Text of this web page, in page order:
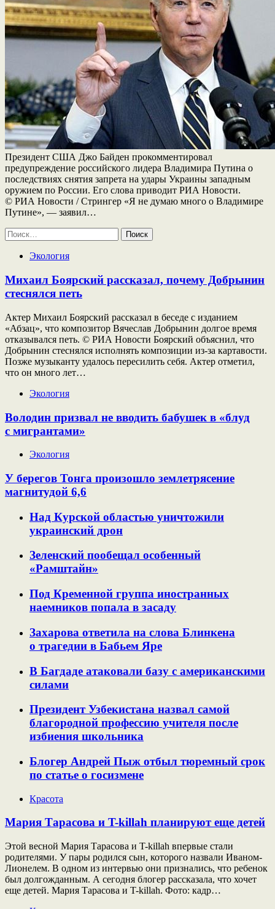
Президент США Джо Байден прокомментировал
предупреждение российского лидера Владимира Путина о
последствиях снятия запрета на удары Украины западным
оружием по России. Его слова приводит РИА Новости.
© РИА Новости / Стрингер «Я не думаю много о Владимире
Путине», — заявил…
Найти:
Экология
Михаил Боярский рассказал, почему Добрынин
стеснялся петь
Актер Михаил Боярский рассказал в беседе с изданием
«Абзац», что композитор Вячеслав Добрынин долгое время
отказывался петь. © РИА Новости Боярский объяснил, что
Добрынин стеснялся исполнять композиции из-за картавости.
Позже музыканту удалось пересилить себя. Актер отметил,
что он много лет…
Экология
Володин призвал не вводить бабушек в «блуд
с мигрантами»
Экология
У берегов Тонга произошло землетрясение
магнитудой 6,6
Над Курской областью уничтожили
украинский дрон
Зеленский пообещал особенный
«Рамштайн»
Под Кременной группа иностранных
наемников попала в засаду
Захарова ответила на слова Блинкена
о трагедии в Бабьем Яре
В Багдаде атаковали базу с американскими
силами
Президент Узбекистана назвал самой
благородной профессию учителя после
избиения школьника
Блогер Андрей Пыж отбыл тюремный срок
по статье о госизмене
Красота
Мария Тарасова и T-killah планируют еще детей
Этой весной Мария Тарасова и T-killah впервые стали
родителями. У пары родился сын, которого назвали Иваном-
Лионелем. В одном из интервью они признались, что ребенок
был долгожданным. А сегодня блогер рассказала, что хочет
еще детей. Мария Тарасова и T-killah. Фото: кадр…